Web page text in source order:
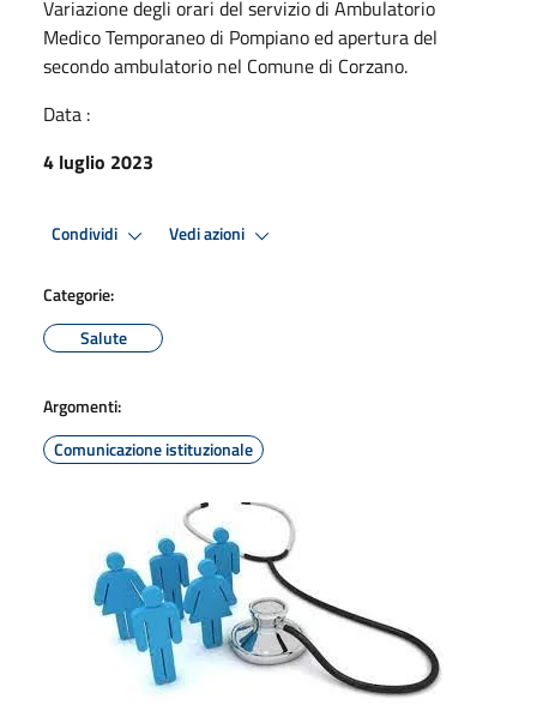
Variazione degli orari del servizio di Ambulatorio
Medico Temporaneo di Pompiano ed apertura del
secondo ambulatorio nel Comune di Corzano.
Data :
4 luglio 2023
Condividi Vedi azioni
Categorie:
Salute
Argomenti:
Comunicazione istituzionale